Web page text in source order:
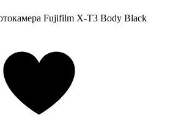
Fujifilm X-T3 Body Black